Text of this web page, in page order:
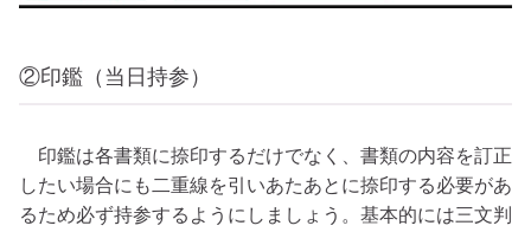
②印鑑（当日持参）
印鑑は各書類に捺印するだけでなく、書類の内容を訂正
したい場合にも二重線を引いあたあとに捺印する必要があ
るため必ず持参するようにしましょう。基本的には三文判